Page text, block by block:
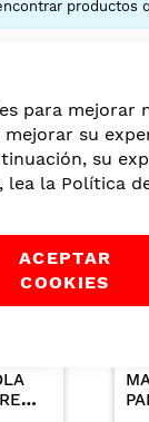
para mejorar
su
su
lea la Política
ACEPTAR
COOKIES
MEDIANA
productos